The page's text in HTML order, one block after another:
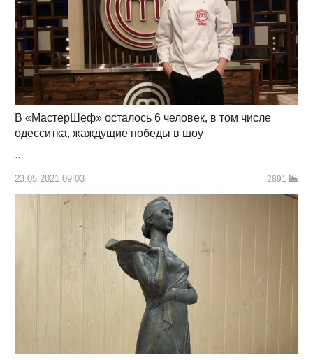
В «МастерШеф» осталось 6 человек, в том числе
одесситка, жаждущие победы в шоу
23.05.2021 09:03 2891